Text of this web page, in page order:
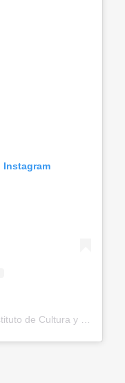
Instagram